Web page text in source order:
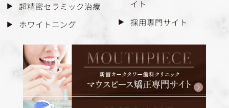
超精密セラミック治療
ホワイトニング
イト
採用専門サイト